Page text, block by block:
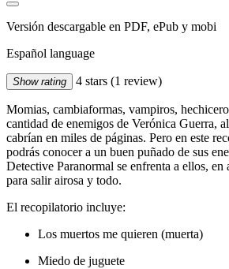
Versión descargable en PDF, ePub y mobi
Español language
Show rating 4 stars (1 review)
Momias, cambiaformas, vampiros,
cantidad de enemigos de Verónica Guerra,
cabrían en miles de páginas. Pero en este
podrás conocer a un buen puñado de sus
Detective Paranormal se enfrenta a ellos,
para salir airosa y todo.
El recopilatorio incluye:
Los muertos me quieren (muerta)
Miedo de juguete